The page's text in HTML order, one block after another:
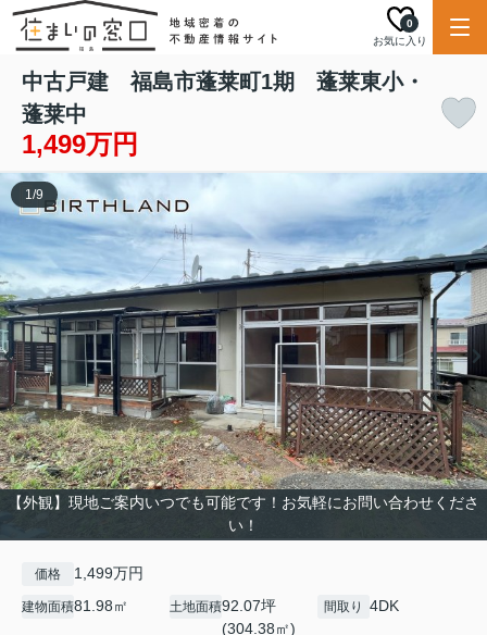
お気に入り
0
中古戸建 福島市蓬莱町1期 蓬莱東小・
蓬莱中
1,499万円
【外観】現地ご案内いつでも可能です！お気軽にお問い合わせくださ
い！
1/9
価格 1,499万円
建物面積81.98㎡ 土地面積92.07坪
(304.38㎡)
間取り 4DK